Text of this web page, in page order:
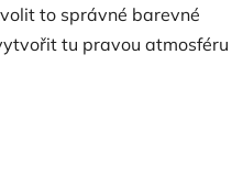
to správné barevné
tu pravou atmosféru